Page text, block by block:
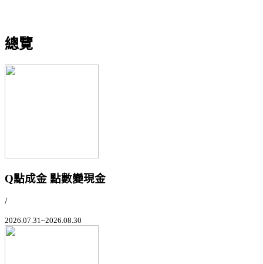
總覽
Q點成金 點數變現金
/
2026.07.31~2026.08.30